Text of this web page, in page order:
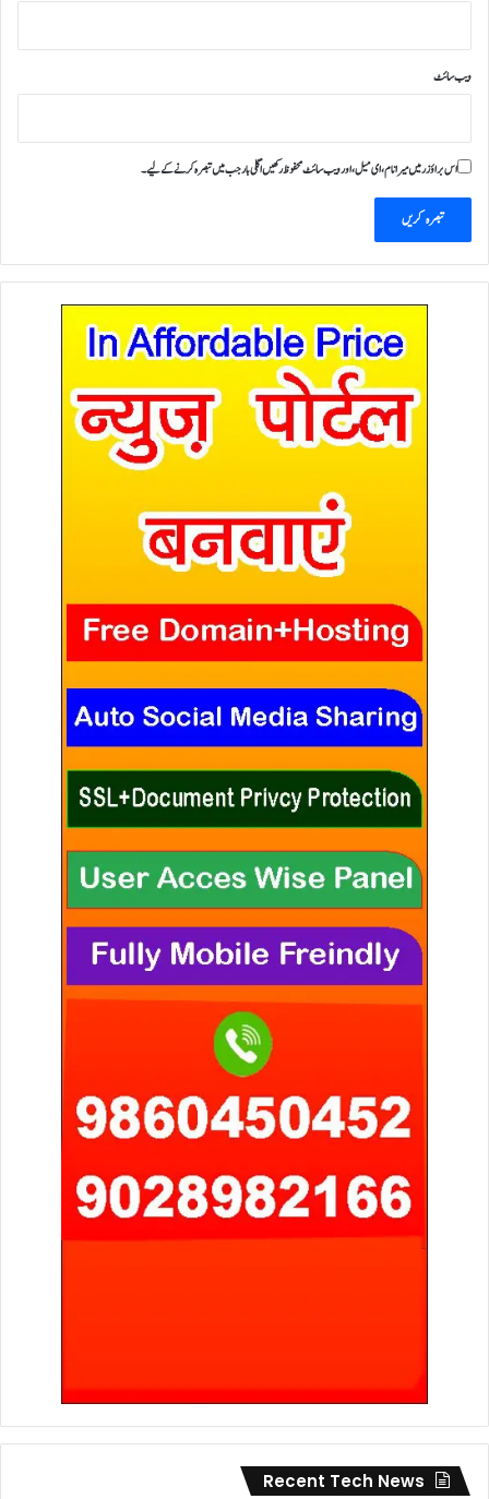
ویب‌ سائٹ
اس براؤزر میں میرا نام، ای میل، اور ویب سائٹ محفوظ رکھیں اگلی بار جب میں تبصرہ کرنے کےلیے۔
Recent Tech News